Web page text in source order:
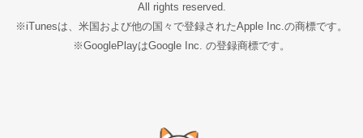
All rights reserved.
※iTunesは、米国および他の国々で登録されたApple Inc.の商標です。
※GooglePlayはGoogle Inc. の登録商標です。